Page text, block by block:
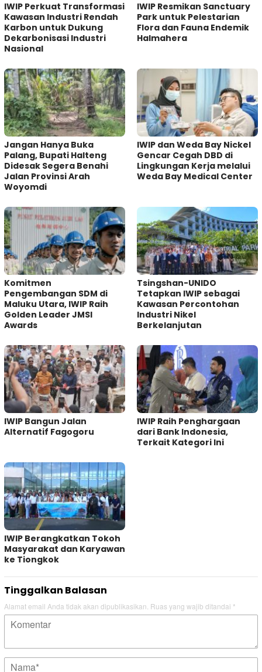
IWIP Perkuat Transformasi
Kawasan Industri Rendah
Karbon untuk Dukung
Dekarbonisasi Industri
Nasional
IWIP Resmikan Sanctuary
Park untuk Pelestarian
Flora dan Fauna Endemik
Halmahera
Jangan Hanya Buka
Palang, Bupati Halteng
Didesak Segera Benahi
Jalan Provinsi Arah
Woyomdi
IWIP dan Weda Bay Nickel
Gencar Cegah DBD di
Lingkungan Kerja melalui
Weda Bay Medical Center
Komitmen
Pengembangan SDM di
Maluku Utara, IWIP Raih
Golden Leader JMSI
Awards
Tsingshan-UNIDO
Tetapkan IWIP sebagai
Kawasan Percontohan
Industri Nikel
Berkelanjutan
IWIP Bangun Jalan
Alternatif Fagogoru
IWIP Raih Penghargaan
dari Bank Indonesia,
Terkait Kategori Ini
IWIP Berangkatkan Tokoh
Masyarakat dan Karyawan
ke Tiongkok
Tinggalkan Balasan
Alamat email Anda tidak akan dipublikasikan. Ruas yang wajib ditandai *